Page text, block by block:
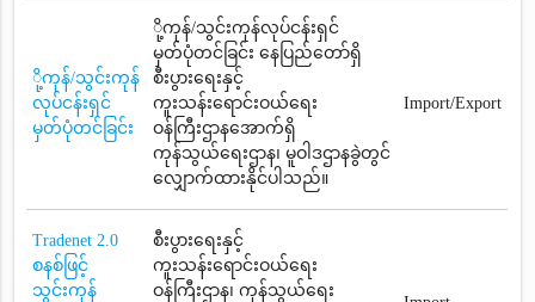
ို့ကုန်/သွင်းကုန်
လုပ်ငန်းရှင်
မှတ်ပုံတင်ခြင်း
ို့ကုန်/သွင်းကုန်လုပ်ငန်းရှင်
မှတ်ပုံတင်ခြင်း နေပြည်တော်ရှိ
စီးပွားရေးနှင့်
ကူးသန်းရောင်းဝယ်ရေး
ဝန်ကြီးဌာနအောက်ရှိ
ကုန်သွယ်ရေးဌာန၊ မူဝါဒဌာနခွဲတွင်
လျှောက်ထားနိုင်ပါသည်။
Import/Export
Tradenet 2.0
စနစ်ဖြင့်
သွင်းကုန်
စီးပွားရေးနှင့်
ကူးသန်းရောင်းဝယ်ရေး
ဝန်ကြီးဌာန၊ ကုန်သွယ်ရေး